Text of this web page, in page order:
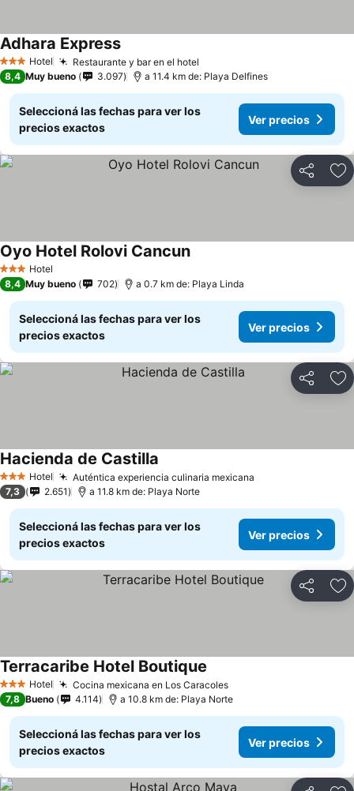
3 Estrellas
Hotel Restaurante y bar en el hotel
Adhara Express
8,4 Muy bueno 3.097 a 11.4 km de: Playa Delfines
Seleccioná las fechas para ver los
precios exactos
Ver precios
Compartir
3 Estrellas
Hotel
Oyo Hotel Rolovi Cancun
8,4 Muy bueno 702 a 0.7 km de: Playa Linda
Seleccioná las fechas para ver los
precios exactos
Ver precios
Compartir
3 Estrellas
Hotel Auténtica experiencia culinaria mexicana
Hacienda de Castilla
7,3 2.651 a 11.8 km de: Playa Norte
Seleccioná las fechas para ver los
precios exactos
Ver precios
Compartir
3 Estrellas
Hotel Cocina mexicana en Los Caracoles
Terracaribe Hotel Boutique
7,8 Bueno 4.114 a 10.8 km de: Playa Norte
Seleccioná las fechas para ver los
precios exactos
Ver precios